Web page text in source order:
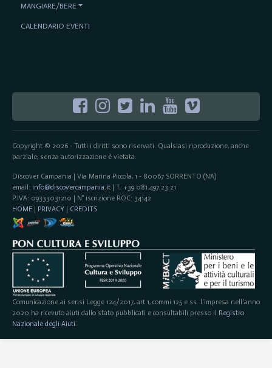
Copyright © 2026 - Tutti i diritti sono riservati. Qualsiasi riproduzione, anche
parziale, senza autorizzazione è vietata.
Discover Campania | Via Marina Piccola, 1 - 80067 SORRENTO (NA)
email: info@discovercampania.it| T. +39 081.497.23.21
P.IVA: 09333031210 | N° iscrizione ROC: 34142
HOME| PRIVACY | CREDITS
Comunicazione ai sensi Legge 124/2017, art.1, commi 125 e ss. l'impresa nell'anno
2020 ha ricevuto aiuti dallo stato pubblicati e consultabili presso il Registro
Nazionale degli Aiuti.
MANGIARE/BERE
CALENDARIO EVENTI